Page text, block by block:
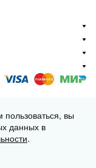
и
вы
данных в
.